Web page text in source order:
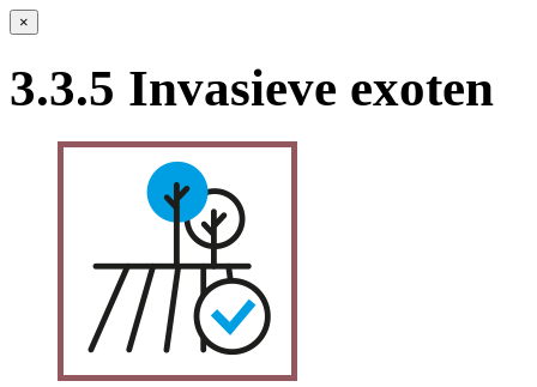
×
3.3.5 Invasieve exoten